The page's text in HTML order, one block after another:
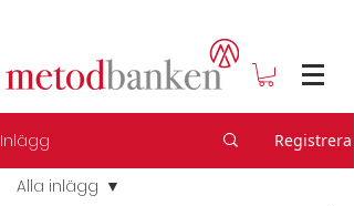
Inlägg Registrera
Alla inlägg